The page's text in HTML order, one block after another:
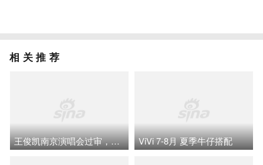
相关推荐
王俊凯南京演唱会过审，广州场即将到来 ViVi 7-8月 夏季牛仔搭配